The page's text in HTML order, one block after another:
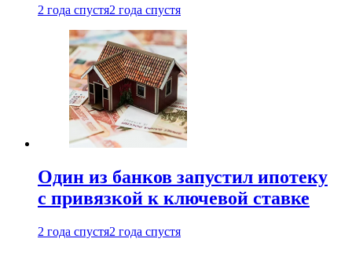
2 года спустя2 года спустя
Один из банков запустил ипотеку
с привязкой к ключевой ставке
2 года спустя2 года спустя